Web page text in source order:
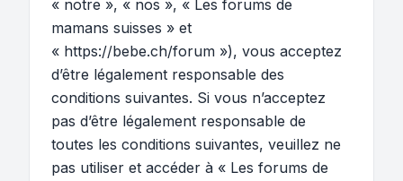
« notre », « nos », « Les forums de
mamans suisses » et
« https://bebe.ch/forum »), vous acceptez
d’être légalement responsable des
conditions suivantes. Si vous n’acceptez
pas d’être légalement responsable de
toutes les conditions suivantes, veuillez ne
pas utiliser et accéder à « Les forums de